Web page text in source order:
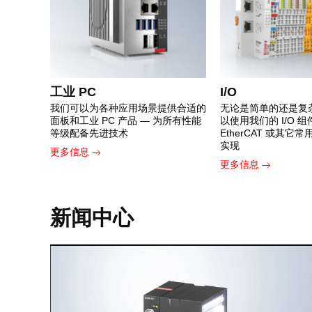
工业 PC
我们可以为各种应用场景提供合适的
面板和工业 PC 产品 — 为所有性能
等级配备先进技术
更多信息
I/O
无论是简单的还是复
以使用我们的 I/O 组
EtherCAT 或其它常
实现
更多信息
新闻中心